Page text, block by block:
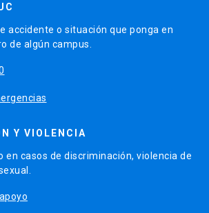
accidente o situación que ponga en
de algún campus.
Y VIOLENCIA
en casos de discriminación, violencia de